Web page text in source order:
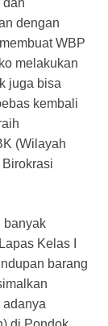
dan
dengan
WBP
melakukan
juga bisa
kembali
(Wilayah
banyak
Kelas I
barang